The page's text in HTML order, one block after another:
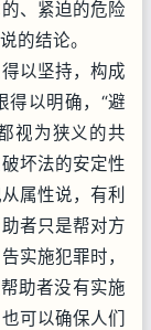
、紧迫的危险
的结论。
以坚持，构成
得以明确，“避
视为狭义的共
坏法的安定性
属性说，有利
者只是帮对方
实施犯罪时，
助者没有实施
可以确保人们